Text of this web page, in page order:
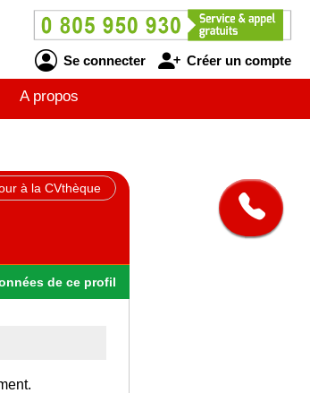
Se connecter Créer un compte
A propos
à la CVthèque
de ce profil